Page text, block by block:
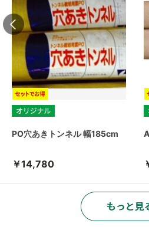
PO穴あきトンネル 幅185cm
￥14,780